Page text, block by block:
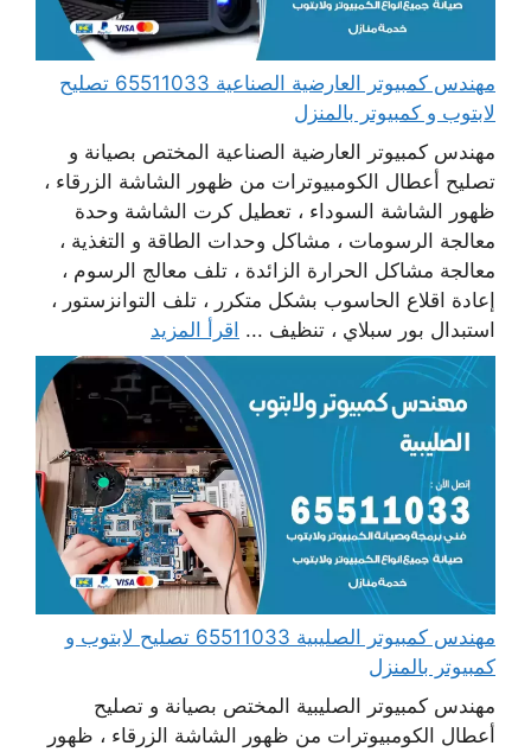
مهندس كمبيوتر العارضية الصناعية 65511033 تصليح
لابتوب و كمبيوتر بالمنزل
مهندس كمبيوتر العارضية الصناعية المختص بصيانة و
تصليح أعطال الكومبيوترات من ظهور الشاشة الزرقاء ،
ظهور الشاشة السوداء ، تعطيل كرت الشاشة وحدة
معالجة الرسومات ، مشاكل وحدات الطاقة و التغذية ،
معالجة مشاكل الحرارة الزائدة ، تلف معالج الرسوم ،
إعادة اقلاع الحاسوب بشكل متكرر ، تلف التوانزستور ،
استبدال بور سبلاي ، تنظيف ... اقرأ المزيد
مهندس كمبيوتر الصليبية 65511033 تصليح لابتوب و
كمبيوتر بالمنزل
مهندس كمبيوتر الصليبية المختص بصيانة و تصليح
أعطال الكومبيوترات من ظهور الشاشة الزرقاء ، ظهور